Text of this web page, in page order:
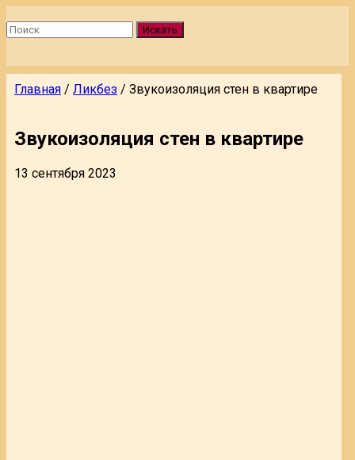
Искать
Главная / Ликбез / Звукоизоляция стен в квартире
Звукоизоляция стен в квартире
13 сентября 2023